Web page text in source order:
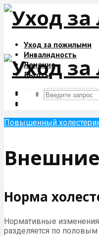
Уход за пожилыми
Инвалидность
Лечение
Льготы
Повышенный
Норма
Нормативные изменения
разделяется по половым